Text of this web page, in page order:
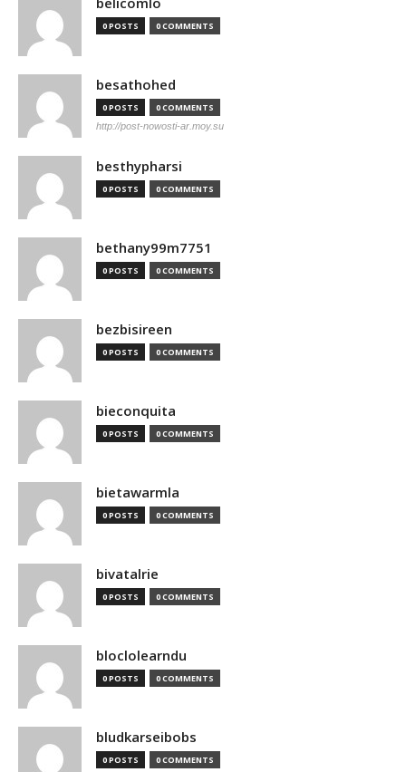
0 POSTS 0 COMMENTS
besathohed
0 POSTS 0 COMMENTS
http://post-nowosti-ar.moy.su
besthypharsi
0 POSTS 0 COMMENTS
bethany99m7751
0 POSTS 0 COMMENTS
bezbisireen
0 POSTS 0 COMMENTS
bieconquita
0 POSTS 0 COMMENTS
bietawarmla
0 POSTS 0 COMMENTS
bivatalrie
0 POSTS 0 COMMENTS
bloclolearndu
0 POSTS 0 COMMENTS
bludkarseibobs
0 POSTS 0 COMMENTS